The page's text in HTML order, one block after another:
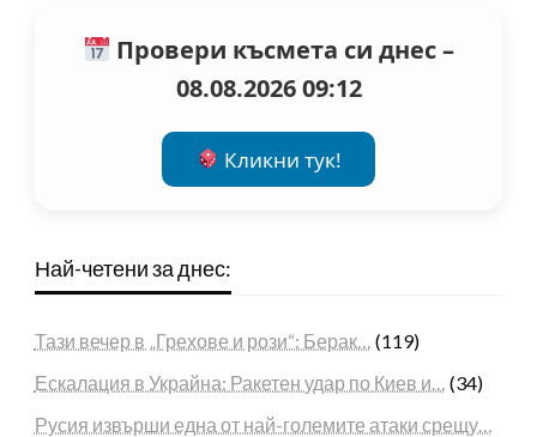
Провери късмета си днес –
08.08.2026 09:12
Кликни тук!
Най-четени за днес:
Тази вечер в „Грехове и рози“: Берак…
(119)
Ескалация в Украйна: Ракетен удар по Киев и…
(34)
Русия извърши една от най-големите атаки срещу…